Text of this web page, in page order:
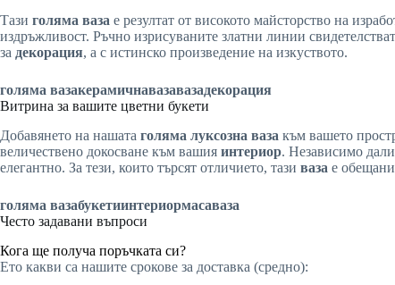
Тази голяма ваза е резултат от високото майсторство на
издръжливост. Ръчно изрисуваните златни линии
за декорация, а с истинско произведение на изкуството.
голяма вазакерамичнавазавазадекорация
Витрина за вашите цветни букети
Добавянето на нашата голяма луксозна ваза към вашето
величествено докосване към вашия интериор. Независимо
елегантно. За тези, които търсят отличието, тази ваза е
голяма вазабукетиинтериормасаваза
Често задавани въпроси
Кога ще получа поръчката си?
Ето какви са нашите срокове за доставка (средно):